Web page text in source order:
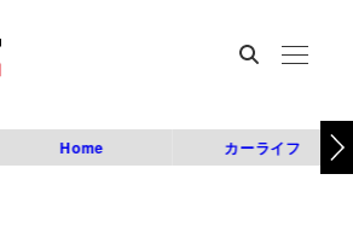
Home カーライフ